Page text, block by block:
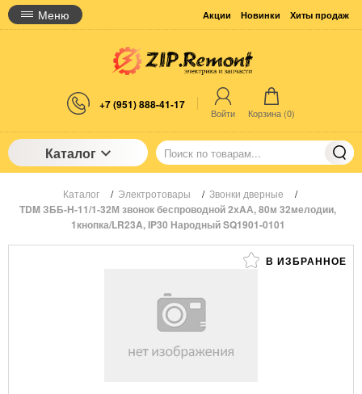
Меню Акции Новинки Хиты продаж
+7 (951) 888-41-17
Войти Корзина (0)
Каталог
Каталог / Электротовары / Звонки дверные /
TDM ЗББ-Н-11/1-32М звонок беспроводной 2хAА, 80м 32мелодии,
1кнопка/LR23A, IP30 Народный SQ1901-0101
В ИЗБРАННОЕ